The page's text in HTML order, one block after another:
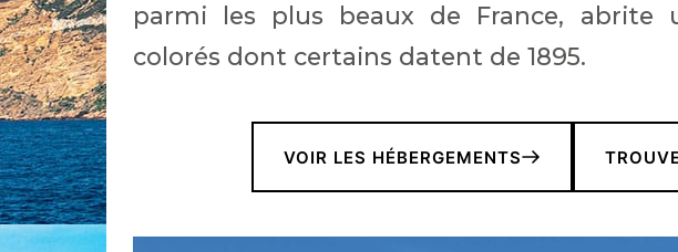
parmi les plus beaux de France, abrite
colorés dont certains datent de 1895.
VOIR LES HÉBERGEMENTS